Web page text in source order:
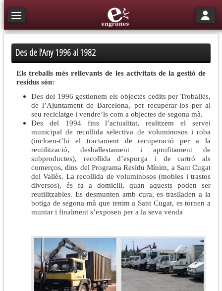
Toggle navigation Toggle
Des de l'Any 1996 al 1982
Els treballs més rellevants de les activitats de la gestió de
residus són:
Des del 1996 gestionem els objectes cedits per Troballes,
de l’Ajuntament de Barcelona, per recuperar-los per al
seu reciclatge i vendre’ls com a objectes de segona mà.
Des del 1994 fins l’actualitat, realitzem el servei
municipal de recollida selectiva de voluminosos i roba
(incloen-t’hi el tractament de recuperació per a la
reutilització, desballestament i aprofitament de
subproductes), recollida d’esporga i de cartró als
comerços, dins del Programa Residu Mínim, a Sant Cugat
del Vallès. La recollida de voluminosos (mobles i trastos
diversos), és fa a domicili, quan aquests poden ser
reutilitzables. Es desmunten amb cura, es traslladen a la
botiga de segona mà que tenim a Sant Cugat, es tornen a
muntar i finalment s’exposen per a la seva venda​